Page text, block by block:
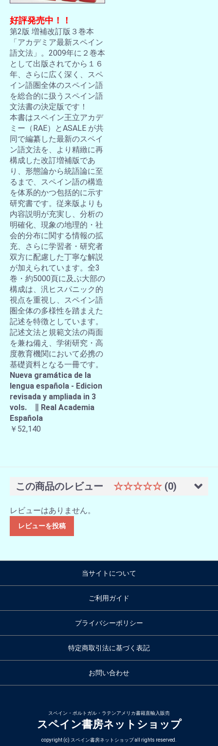
好評発売中！！
第2版 増補改訂版３巻本
「アカデミア最新スペイン
語文法」。2009年に２巻本
として出版されてから１６
年、さらに広く深く、スペ
イン語圏全体のスペイン語
を総合的に扱うスペイン語
文法書の決定版です！
本書はスペイン王立アカデ
ミー（RAE）とASALE が共
同で編纂した最新のスペイ
ン語文法を、より精緻に再
構成した改訂増補版であ
り、形態論から統語論に至
るまで、スペイン語の構造
を体系的かつ包括的に示す
研究書です。従来版よりも
内容説明が充実し、分析の
明確化、現象の地理的・社
会的分布に関する情報の拡
充、さらに学習者・研究者
双方に配慮した丁寧な解説
が加えられています。全3
巻・約5000頁に及ぶ大部の
構成は、汎ヒスパニック的
視点を重視し、スペイン語
圏全体の多様性を踏まえた
記述を特徴としています。
記述文法と規範文法の両面
を兼ね備え、学術研究・高
度教育機関において必携の
基礎資料となる一冊です。
Nueva gramática de la
lengua española - Edicion
revisada y ampliada in 3
vols. ∥ Real Academia
Española
￥52,140
この商品のレビュー ☆☆☆☆☆ (0)
レビューはありません。
レビューを投稿
当サイトについて
ご利用ガイド
プライバシーポリシー
特定商取引法に基づく表記
お問い合わせ
スペイン・ポルトガル・ラテンアメリカ書籍直輸入販売
スペイン書房ネットショップ
copyright (c) スペイン書房ネットショップ all rights reserved.